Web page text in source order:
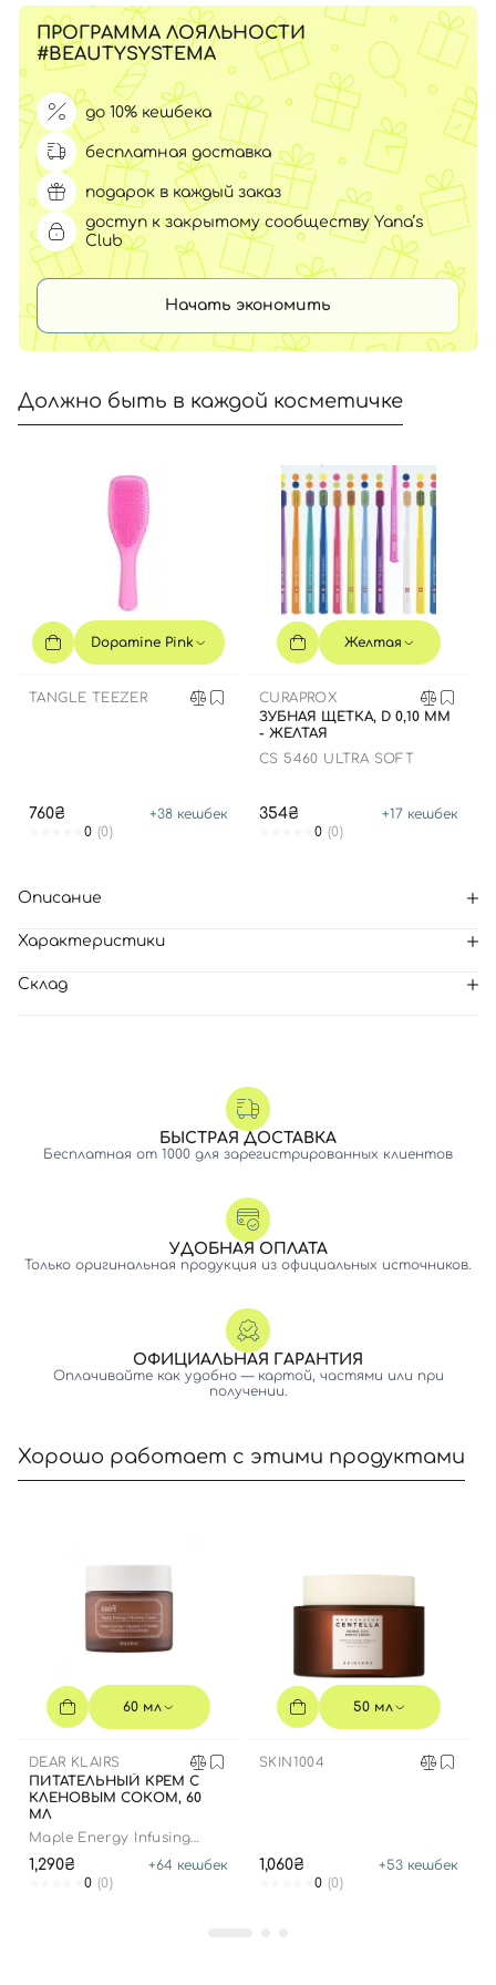
ПРОГРАММА ЛОЯЛЬНОСТИ
#BEAUTYSYSTEMA
до 10% кешбека
бесплатная доставка
подарок в каждый заказ
доступ к закрытому сообществу Yana’s
Club
Начать экономить
Должно быть в каждой косметичке
Dopamine Pink
TANGLE TEEZER
760₴ +38 кешбек
0 (0)
Желтая
CURAPROX
ЗУБНАЯ ЩЕТКА, D 0,10 ММ
- ЖЕЛТАЯ
CS 5460 ULTRA SOFT
354₴ +17 кешбек
0 (0)
Описание
Характеристики
Склад
БЫСТРАЯ ДОСТАВКА
Бесплатная от 1000 для зарегистрированных клиентов
УДОБНАЯ ОПЛАТА
Только оригинальная продукция из официальных источников.
ОФИЦИАЛЬНАЯ ГАРАНТИЯ
Оплачивайте как удобно — картой, частями или при
получении.
Хорошо работает с этими продуктами
60 мл
DEAR KLAIRS
ПИТАТЕЛЬНЫЙ КРЕМ С
КЛЕНОВЫМ СОКОМ, 60
МЛ
Maple Energy Infusing
1,290₴ +64 кешбек
0 (0)
50 мл
SKIN1004
1,060₴ +53 кешбек
0 (0)